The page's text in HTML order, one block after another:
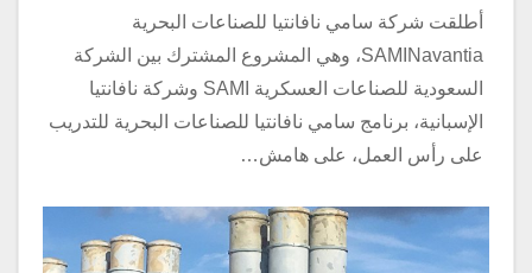
أطلقت شركة سامي نافانتيا للصناعات البحرية
SAMINavantia، وهي المشروع المشترك بين الشركة
السعودية للصناعات العسكرية SAMI وشركة نافانتيا
الإسبانية، برنامج سامي نافانتيا للصناعات البحرية للتدريب
على رأس العمل، على هامش…